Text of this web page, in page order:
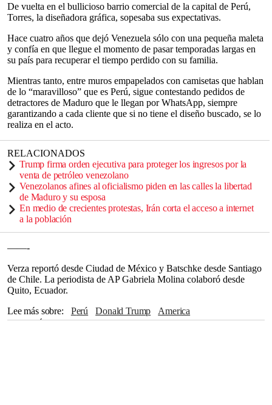
De vuelta en el bullicioso barrio comercial de la capital de Perú,
Torres, la diseñadora gráfica, sopesaba sus expectativas.
Hace cuatro años que dejó Venezuela sólo con una pequeña maleta
y confía en que llegue el momento de pasar temporadas largas en
su país para recuperar el tiempo perdido con su familia.
Mientras tanto, entre muros empapelados con camisetas que hablan
de lo “maravilloso” que es Perú, sigue contestando pedidos de
detractores de Maduro que le llegan por WhatsApp, siempre
garantizando a cada cliente que si no tiene el diseño buscado, se lo
realiza en el acto.
RELACIONADOS
Trump firma orden ejecutiva para proteger los ingresos por la
venta de petróleo venezolano
Venezolanos afines al oficialismo piden en las calles la libertad
de Maduro y su esposa
En medio de crecientes protestas, Irán corta el acceso a internet
a la población
——-
Verza reportó desde Ciudad de México y Batschke desde Santiago
de Chile. La periodista de AP Gabriela Molina colaboró desde
Quito, Ecuador.
Lee más sobre
Perú Donald Trump
America